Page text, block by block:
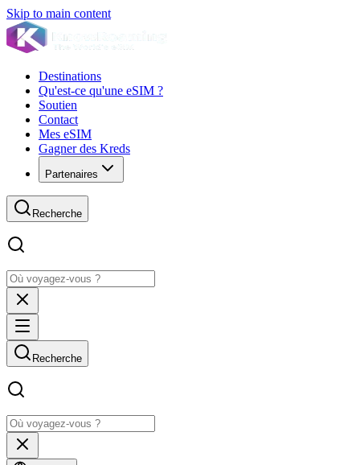
Skip to main content
Destinations
Qu'est-ce qu'une eSIM ?
Soutien
Contact
Mes eSIM
Gagner des Kreds
Partenaires
Recherche
Recherche